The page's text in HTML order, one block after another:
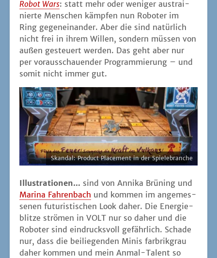
Robot Wars: statt mehr oder weni­ger aus­trai­
nier­te Men­schen kämp­fen nun Robo­ter im
Ring gegen­ein­an­der. Aber die sind natür­lich
nicht frei in ihrem Wil­len, son­dern müs­sen von
außen gesteu­ert wer­den. Das geht aber nur
per vor­aus­schau­en­der Pro­gram­mie­rung – und
somit nicht immer gut.
Skan­dal: Pro­duct Pla­ce­ment in der Spielebranche
Illus­tra­tio­nen… sind von Anni­ka Brü­ning und
Mari­na Fah­ren­bach und kom­men im ange­mes­
se­nen futu­ris­ti­schen Look daher. Die Ener­gie­
blit­ze strö­men in VOLT nur so daher und die
Robo­ter sind ein­drucks­voll gefähr­lich. Scha­de
nur, dass die bei­lie­gen­den Minis farb­rik­grau
daher kom­men und mein Anmal-Talent so